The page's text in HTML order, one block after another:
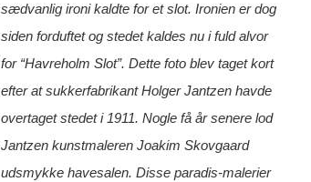
sædvanlig ironi kaldte for et slot. Ironien er dog
siden forduftet og stedet kaldes nu i fuld alvor
for “Havreholm Slot”. Dette foto blev taget kort
efter at sukkerfabrikant Holger Jantzen havde
overtaget stedet i 1911. Nogle få år senere lod
Jantzen kunstmaleren Joakim Skovgaard
udsmykke havesalen. Disse paradis-malerier